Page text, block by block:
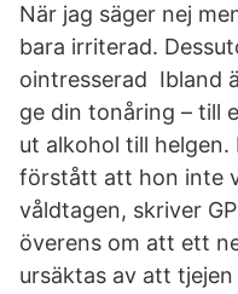
När jag säger nej
bara irriterad.
ointresserad Ibland
ge din tonåring – till
ut alkohol till helgen.
förstått att hon inte
våldtagen, skriver
överens om att ett
ursäktas av att tjejen